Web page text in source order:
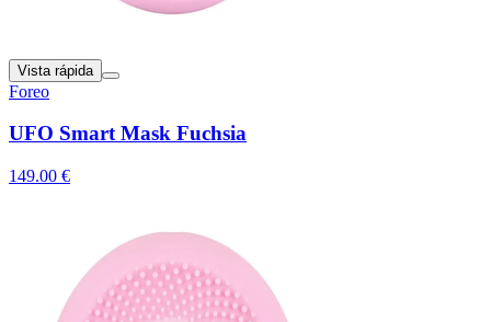
Vista rápida
Foreo
UFO Smart Mask Fuchsia
149.00 €